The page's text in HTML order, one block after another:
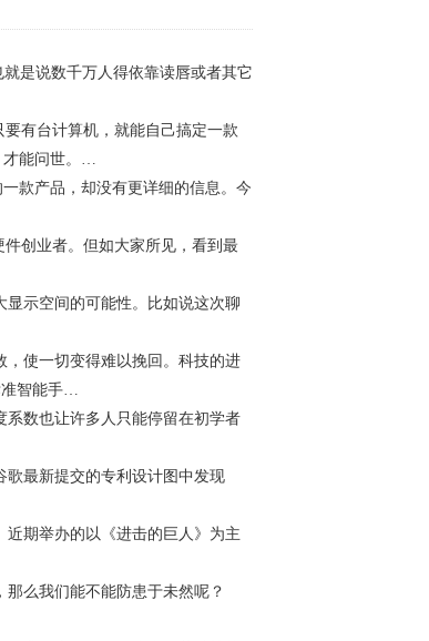
是说数千万人得依靠读唇或者其它
有台计算机，就能自己搞定一款
才能问世。…
款产品，却没有更详细的信息。今
创业者。但如大家所见，看到最
示空间的可能性。比如说这次聊
使一切变得难以挽回。科技的进
准智能手…
数也让许多人只能停留在初学者
最新提交的专利设计图中发现
期举办的以《进击的巨人》为主
么我们能不能防患于未然呢？